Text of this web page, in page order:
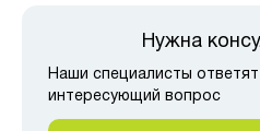
Нужна
Наши специалисты
интересующий вопрос